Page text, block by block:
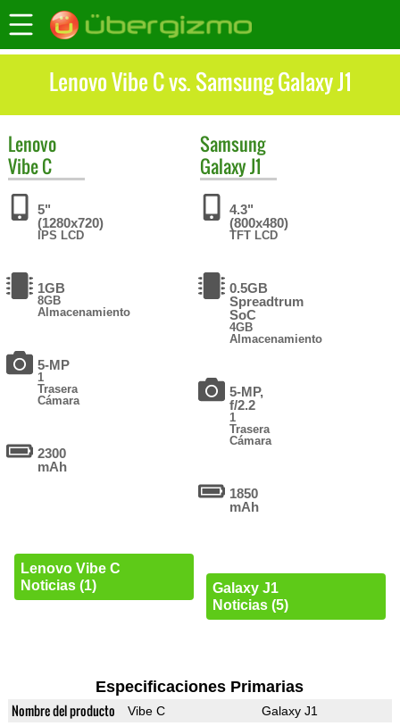
Lenovo Vibe C vs. Samsung Galaxy J1
Lenovo
Vibe C
5"
(1280x720)
IPS LCD
1GB
8GB
Almacenamiento
5-MP
1
Trasera
Cámara
2300
mAh
Lenovo Vibe C
Noticias (1)
Samsung
Galaxy J1
4.3"
(800x480)
TFT LCD
0.5GB
Spreadtrum
SoC
4GB
Almacenamiento
5-MP,
f/2.2
1
Trasera
Cámara
1850
mAh
Galaxy J1
Noticias (5)
Especificaciones Primarias
Nombre del producto Vibe C Galaxy J1